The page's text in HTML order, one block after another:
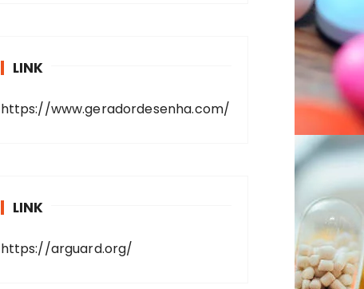
LINK
https://www.geradordesenha.com/
LINK
https://arguard.org/